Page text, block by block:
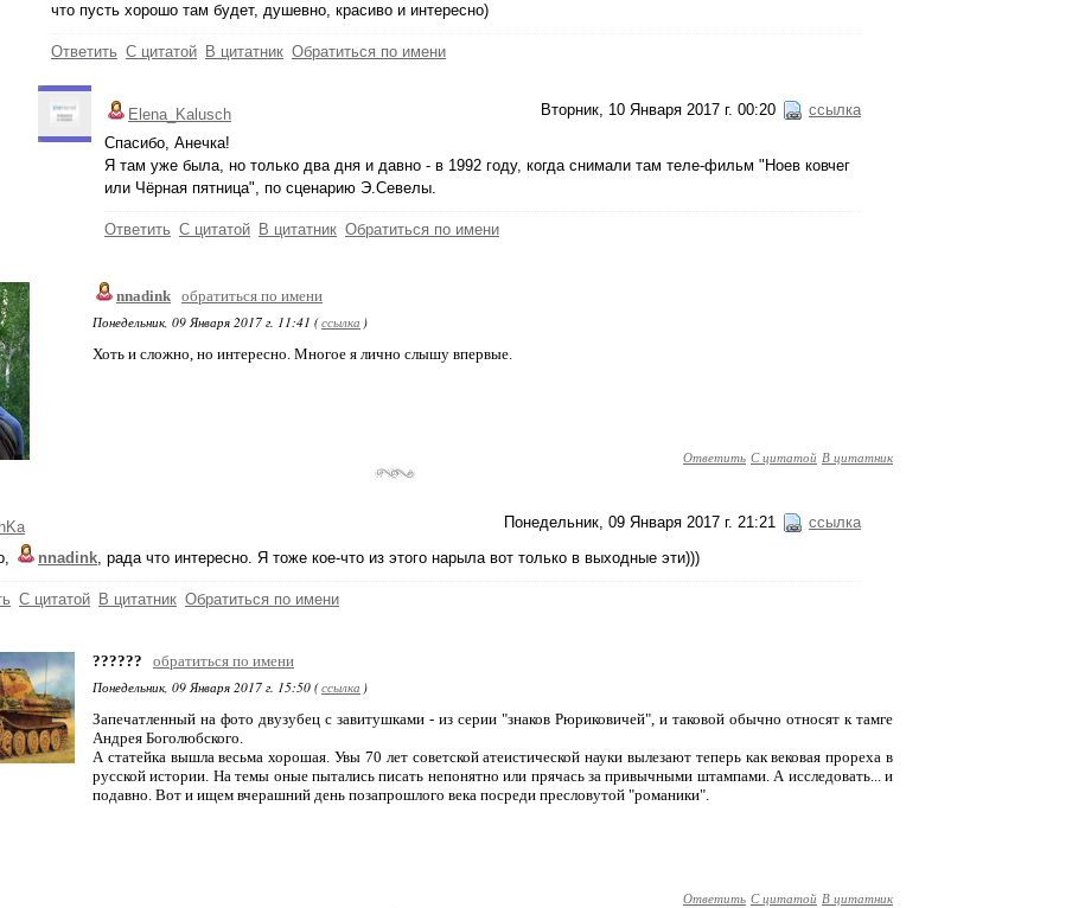
что пусть хорошо там будет, душевно, красиво и интересно)
Ответить С цитатой В цитатник Обратиться по имени
Вторник, 10 Января 2017 г. 00:20 ссылка
Elena_Kalusch
Спасибо, Анечка!
Я там уже была, но только два дня и давно - в 1992 году, когда снимали там теле-фильм "Ноев ковчег
или Чёрная пятница", по сценарию Э.Севелы.
Ответить С цитатой В цитатник Обратиться по имени
nnadink обратиться по имени
Понедельник, 09 Января 2017 г. 11:41 (ссылка )
Хоть и сложно, но интересно. Многое я лично слышу впервые.
Ответить С цитатой В цитатник
Понедельник, 09 Января 2017 г. 21:21 ссылка
nnadink, рада что интересно. Я тоже кое-что из этого нарыла вот только в выходные эти)))
С цитатой В цитатник Обратиться по имени
??????
обратиться по имени
Понедельник, 09 Января 2017 г. 15:50 (ссылка )
Запечатленный на фото двузубец с завитушками - из серии "знаков Рюриковичей", и таковой обычно относят к тамге
Андрея Боголюбского.
А статейка вышла весьма хорошая. Увы 70 лет советской атеистической науки вылезают теперь как вековая прореха в
русской истории. На темы оные пытались писать непонятно или прячась за привычными штампами. А исследовать... и
подавно. Вот и ищем вчерашний день позапрошлого века посреди пресловутой "романики".
Ответить С цитатой В цитатник